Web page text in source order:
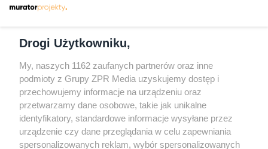
Odwiedź grupę na Facebooku
Gdybym budował drugi raz - mądry Polak
przed budową
Drogi Użytkowniku,
My, naszych 1162 zaufanych partnerów oraz inne
podmioty z Grupy ZPR Media uzyskujemy dostęp i
przechowujemy informacje na urządzeniu oraz
przetwarzamy dane osobowe, takie jak unikalne
identyfikatory, standardowe informacje wysyłane przez
urządzenie czy dane przeglądania w celu zapewniania
spersonalizowanych reklam, wybór spersonalizowanych